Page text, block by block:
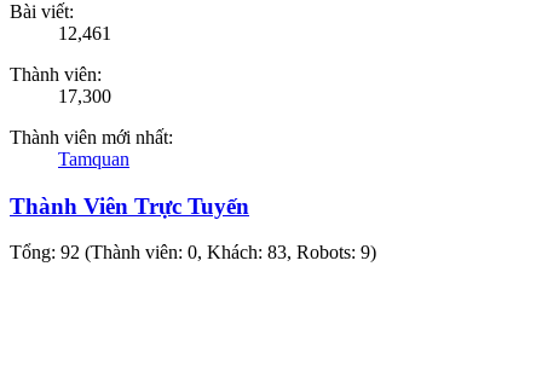
Bài viết:
12,461
Thành viên:
17,300
Thành viên mới nhất:
Tamquan
Thành Viên Trực Tuyến
Tổng: 92 (Thành viên: 0, Khách: 83, Robots: 9)